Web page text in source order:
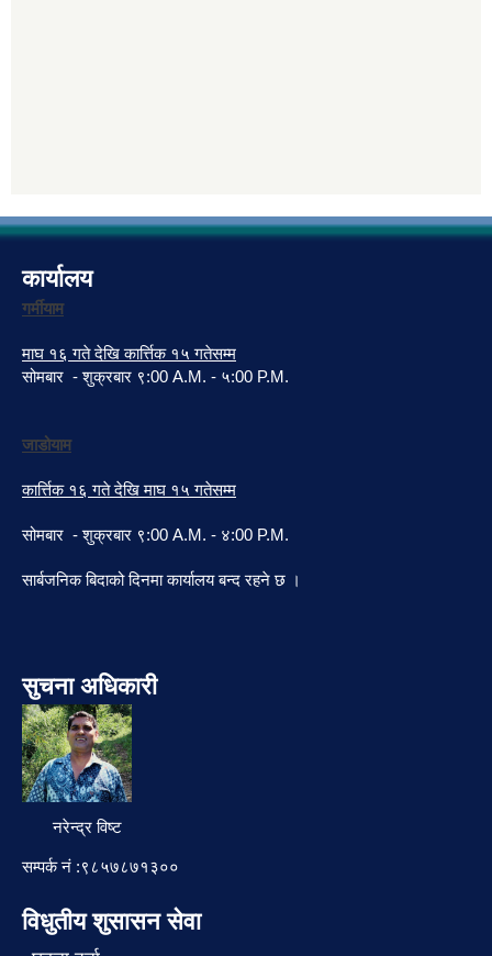
कार्यालय
गर्मीयाम
माघ १६ गते देखि कार्त्तिक १५ गतेसम्म
सोमबार - शुक्रबार ९:00 A.M. - ५:00 P.M.
जाडोयाम
कार्त्तिक १६ गते देखि माघ १५ गतेसम्म
सोमबार - शुक्रबार ९:00 A.M. - ४:00 P.M.
सार्बजनिक बिदाको दिनमा कार्यालय बन्द रहने छ ।
सुचना अधिकारी
नरेन्द्र विष्ट
सम्पर्क नं :९८५७८७१३००
विधुतीय शुसासन सेवा